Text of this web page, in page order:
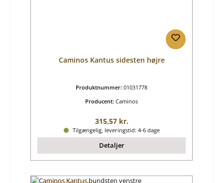
Caminos Kantus sidesten højre
Produktnummer: 01031778
Producent: Caminos
Almindelig pris:
315,57 kr.
Tilgængelig, leveringstid: 4-6 dage
Detaljer